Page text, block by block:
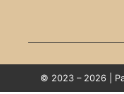
© 2023 – 2026 |